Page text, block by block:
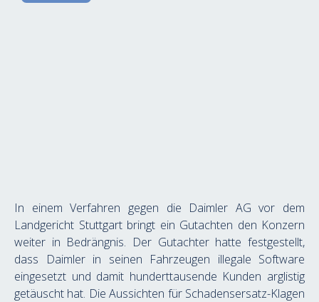
In einem Verfahren gegen die Daimler AG vor dem
Landgericht Stuttgart bringt ein Gutachten den Konzern
weiter in Bedrängnis. Der Gutachter hatte festgestellt,
dass Daimler in seinen Fahrzeugen illegale Software
eingesetzt und damit hunderttausende Kunden arglistig
getäuscht hat. Die Aussichten für Schadensersatz-Klagen